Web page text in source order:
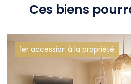
Ces biens
1er accession à la propriété